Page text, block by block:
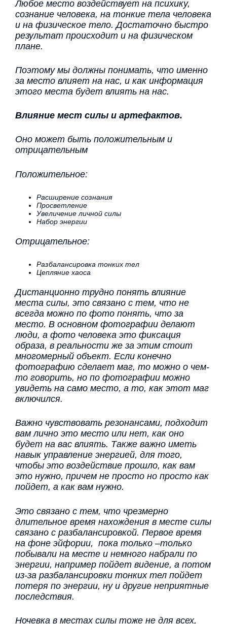
Любое место воздействует на психику,
сознание человека, на тонкие тела человека
и на физическое тело. Достаточно быстро
результат происходит и на физическом
плане.
Поэтому мы должны понимать, что именно
за место влияет на нас, и как информация
этого места будет влиять на нас.
Влияние мест силы и артефактов.
Оно может быть положительным и
отрицательным
Положительное:
Расширение сознания
Просветление
Увеличение личной силы
Набор энергии
Отрицательное:
Разбалансировка тонких тел
Цепляние хаоса
Дистанционно трудно понять влияние
места силы, это связано с тем, что не
всегда можно по фото понять, что за
место. В основном фотографии делают
люди, а фото человека это фиксация
образа, в реальности же за этим стоит
многомерный объект. Если конечно
фотографию сделает маг, то можно о чем-
то говорить, но по фотографии можно
увидеть на само место, а то, как этот маг
включился.
Важно чувствовать резонансами, подходит
вам лично это место или нет, как оно
будет на вас влиять. Также важно иметь
навык управление энергией, для того,
чтобы это воздействие прошло, как вам
это нужно, причем не просто но просто как
пойдет, а как вам нужно.
Это связано с тем, что чрезмерно
длительное время нахождения в месте силы
связано с разбалансировкой. Первое время
на фоне эйфории, пока только –только
побывали на месте и немного набрали по
энергии, например пойдет видение, а потом
из-за разбалансировки тонких тел пойдет
потеря по энергии, ну и другие неприятные
последствия.
Ночевка в местах силы тоже не для всех,